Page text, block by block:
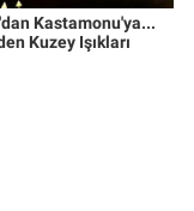
Kastamonu'ya...
Kuzey Işıkları